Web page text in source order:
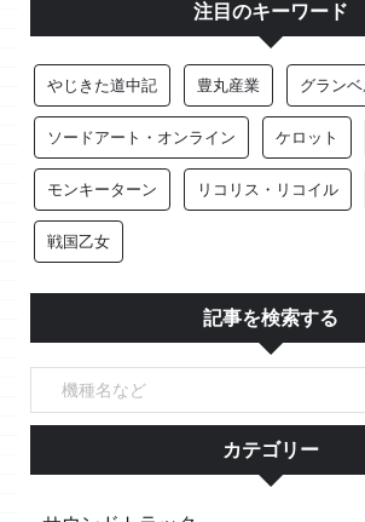
注目のキーワード
やじきた道中記 豊丸産業 グラン
ソードアート・オンライン ケロット
モンキーターン リコリス・リコイル
戦国乙女
記事を検索する
カテゴリー